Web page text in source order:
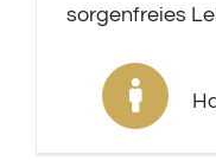
sorgenfreies